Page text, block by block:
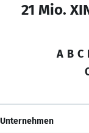
21 Mio.
A B C
Unternehmen